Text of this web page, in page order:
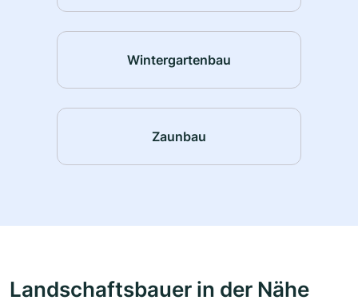
Wintergartenbau
Zaunbau
Landschaftsbauer in der Nähe